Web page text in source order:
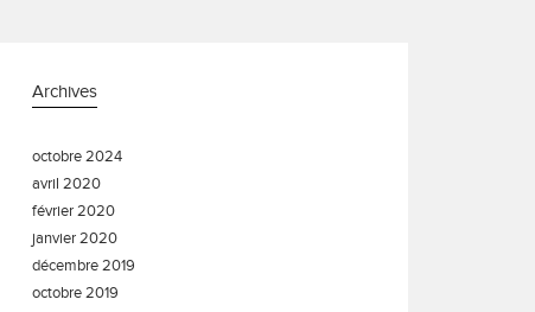
Archives
octobre 2024
avril 2020
février 2020
janvier 2020
décembre 2019
octobre 2019